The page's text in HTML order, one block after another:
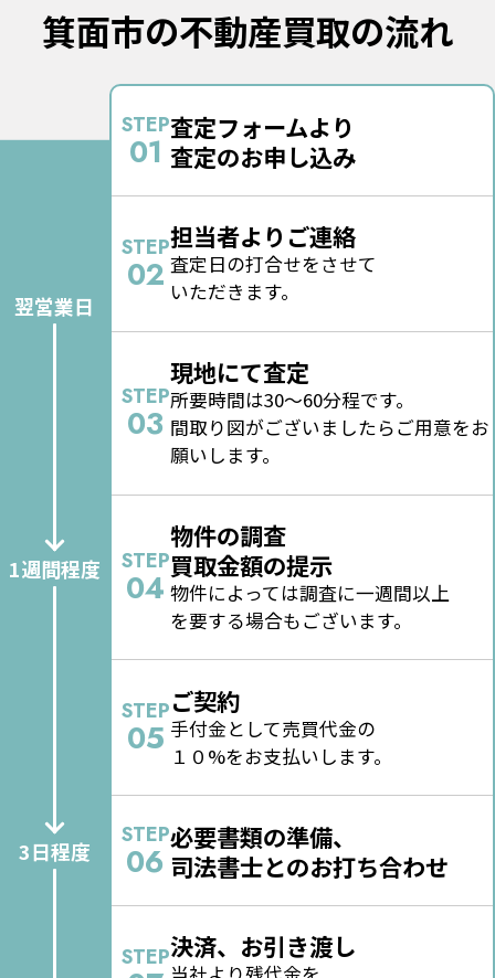
箕面市の不動産買取の流れ
翌営業日
1週間程度
3日程度
STEP
01
査定フォームより
査定のお申し込み
STEP
02
担当者よりご連絡
査定日の打合せをさせて
いただきます。
STEP
03
現地にて査定
所要時間は30～60分程です。
間取り図がございましたらご用意をお
願いします。
STEP
04
物件の調査
買取金額の提示
物件によっては調査に一週間以上
を要する場合もございます。
STEP
05
ご契約
手付金として売買代金の
１０%をお支払いします。
STEP
06
必要書類の準備、
司法書士とのお打ち合わせ
STEP決済、お引き渡し